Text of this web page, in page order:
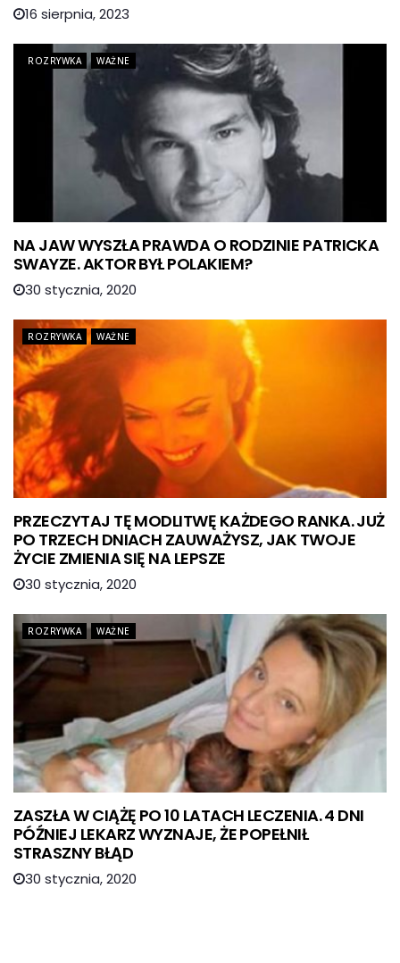
16 sierpnia, 2023
ROZRYWKA WAŻNE
NA JAW WYSZŁA PRAWDA O RODZINIE PATRICKA
SWAYZE. AKTOR BYŁ POLAKIEM?
30 stycznia, 2020
ROZRYWKA WAŻNE
PRZECZYTAJ TĘ MODLITWĘ KAŻDEGO RANKA. JUŻ
PO TRZECH DNIACH ZAUWAŻYSZ, JAK TWOJE
ŻYCIE ZMIENIA SIĘ NA LEPSZE
30 stycznia, 2020
ROZRYWKA WAŻNE
ZASZŁA W CIĄŻĘ PO 10 LATACH LECZENIA. 4 DNI
PÓŹNIEJ LEKARZ WYZNAJE, ŻE POPEŁNIŁ
STRASZNY BŁĄD
30 stycznia, 2020